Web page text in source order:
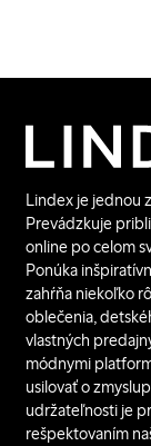
Lindex je jednou
Prevádzkuje
online po celom
Ponúka
zahŕňa niekoľko
oblečenia,
vlastných
módnymi
usilovať o
udržateľnosti je
rešpektovaním